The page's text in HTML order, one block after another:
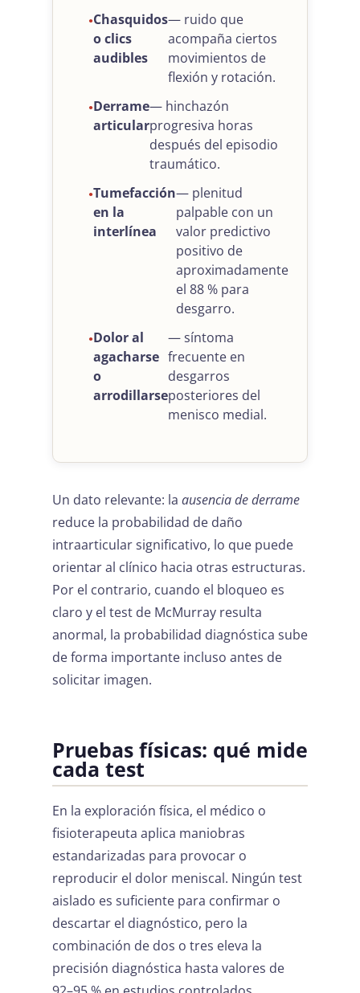
Chasquidos
o clics
audibles
— ruido que
acompaña ciertos
movimientos de
flexión y rotación.
Derrame
articular
— hinchazón
progresiva horas
después del episodio
traumático.
Tumefacción
en la
interlínea
— plenitud
palpable con un
valor predictivo
positivo de
aproximadamente
el 88 % para
desgarro.
Dolor al
agacharse
o
arrodillarse
— síntoma
frecuente en
desgarros
posteriores del
menisco medial.
Un dato relevante: la ausencia de derrame
reduce la probabilidad de daño
intraarticular significativo, lo que puede
orientar al clínico hacia otras estructuras.
Por el contrario, cuando el bloqueo es
claro y el test de McMurray resulta
anormal, la probabilidad diagnóstica sube
de forma importante incluso antes de
solicitar imagen.
Pruebas físicas: qué mide
cada test
En la exploración física, el médico o
fisioterapeuta aplica maniobras
estandarizadas para provocar o
reproducir el dolor meniscal. Ningún test
aislado es suficiente para confirmar o
descartar el diagnóstico, pero la
combinación de dos o tres eleva la
precisión diagnóstica hasta valores de